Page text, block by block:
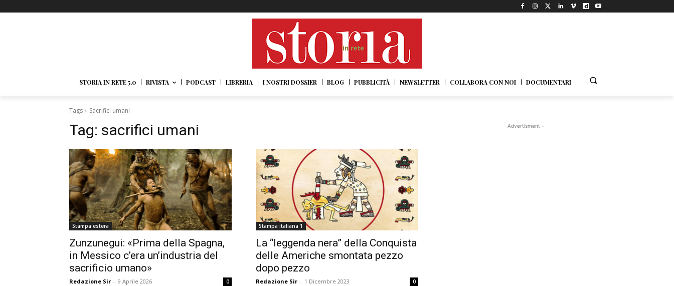
STORIA IN RETE 5.0 RIVISTA PODCAST LIBRERIA I NOSTRI DOSSIER BLOG PUBBLICITÀ NEWSLETTER COLLABORA CON NOI DOCUMENTARI
Tags Sacrifici umani
Tag: sacrifici umani
Stampa estera
Zunzunegui: «Prima della Spagna,
in Messico c’era un’industria del
sacrificio umano»
Redazione Sir - 9 Aprile 2026 0
Stampa italiana 1
La “leggenda nera” della Conquista
delle Americhe smontata pezzo
dopo pezzo
Redazione Sir - 1 Dicembre 2023 0
- Advertisment -